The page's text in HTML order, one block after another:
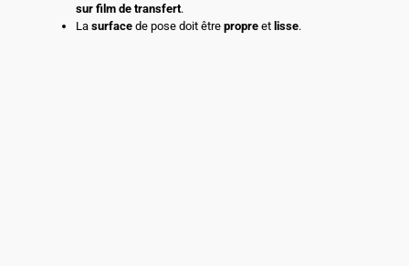
sur film de transfert.
La surfacede pose doit être propreet lisse.